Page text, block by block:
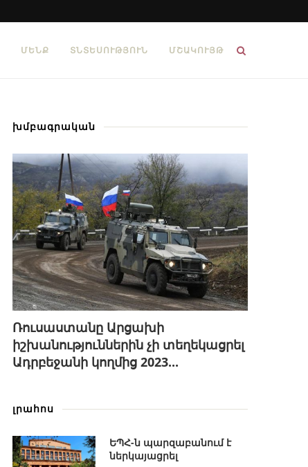
ՄԵՆՔ ՏՆՏԵՍՈՒԹՅՈՒՆ ՄՇԱԿՈՒՅԹ
խմբագրական
Ռուսաստանը Արցախի
իշխանություններին չի տեղեկացրել
Ադրբեջանի կողմից 2023...
լրահոս
ԵՊՀ-ն պարզաբանում է
ներկայացրել